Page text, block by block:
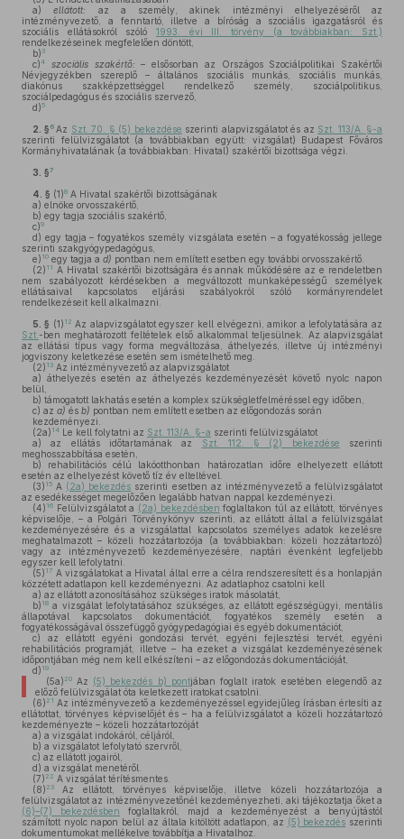
a)
ellátott:
az a személy, akinek intézményi elhelyezéséről az
intézményvezető, a fenntartó, illetve a bíróság a szociális igazgatásról és
szociális ellátásokról szóló 1993. évi III. törvény (a továbbiakban: Szt.)
rendelkezéseinek megfelelően döntött,
b) 3
c)4 szociális szakértő: – elsősorban az Országos Szociálpolitikai Szakértői
Névjegyzékben szereplő – általános szociális munkás, szociális munkás,
diakónus szakképzettséggel rendelkező személy, szociálpolitikus,
szociálpedagógus és szociális szervező,
d)5
2. § 6 Az Szt. 70. § (5) bekezdése szerinti alapvizsgálatot és az Szt. 113/A. §-a
szerinti felülvizsgálatot (a továbbiakban együtt: vizsgálat) Budapest Főváros
Kormányhivatalának (a továbbiakban: Hivatal) szakértői bizottsága végzi.
3. §7
4. § (1)8 A Hivatal szakértői bizottságának
a) elnöke orvosszakértő,
b) egy tagja szociális szakértő,
c)9
d) egy tagja – fogyatékos személy vizsgálata esetén – a fogyatékosság jellege
szerinti szakgyógypedagógus,
e) 10 egy tagja a d) pontban nem említett esetben egy további orvosszakértő.
(2) 11 A Hivatal szakértői bizottságára és annak működésére az e rendeletben
nem szabályozott kérdésekben a megváltozott munkaképességű személyek
ellátásaival kapcsolatos eljárási szabályokról szóló kormányrendelet
rendelkezéseit kell alkalmazni.
5. § (1) 12 Az alapvizsgálatot egyszer kell elvégezni, amikor a lefolytatására az
Szt. -ben meghatározott feltételek első alkalommal teljesülnek. Az alapvizsgálat
az ellátási típus vagy forma megváltozása, áthelyezés, illetve új intézményi
jogviszony keletkezése esetén sem ismételhető meg.
(2) 13 Az intézményvezető az alapvizsgálatot
a) áthelyezés esetén az áthelyezés kezdeményezését követő nyolc napon
belül,
b) támogatott lakhatás esetén a komplex szükségletfelméréssel egy időben,
c) az a) és b) pontban nem említett esetben az előgondozás során
kezdeményezi.
(2a) 14 Le kell folytatni az Szt. 113/A. §-a szerinti felülvizsgálatot
a) az ellátás időtartamának az Szt. 112. § (2) bekezdése szerinti
meghosszabbítása esetén,
b) rehabilitációs célú lakóotthonban határozatlan időre elhelyezett ellátott
esetén az elhelyezést követő tíz év elteltével.
(3) 15 A (2a) bekezdés szerinti esetben az intézményvezető a felülvizsgálatot
az esedékességet megelőzően legalább hatvan nappal kezdeményezi.
(4) 16 Felülvizsgálatot a (2a) bekezdésben foglaltakon túl az ellátott, törvényes
képviselője, – a Polgári Törvénykönyv szerinti, az ellátott által a felülvizsgálat
kezdeményezésére és a vizsgálattal kapcsolatos személyes adatok kezelésre
meghatalmazott – közeli hozzátartozója (a továbbiakban: közeli hozzátartozó)
vagy az intézményvezető kezdeményezésére, naptári évenként legfeljebb
egyszer kell lefolytatni.
(5) 17 A vizsgálatokat a Hivatal által erre a célra rendszeresített és a honlapján
közzétett adatlapon kell kezdeményezni. Az adatlaphoz csatolni kell
a) az ellátott azonosításához szükséges iratok másolatát,
b) 18 a vizsgálat lefolytatásához szükséges, az ellátott egészségügyi, mentális
állapotával kapcsolatos dokumentációt, fogyatékos személy esetén a
fogyatékosságával összefüggő gyógypedagógiai és egyéb dokumentációt,
c) az ellátott egyéni gondozási tervét, egyéni fejlesztési tervét, egyéni
rehabilitációs programját, illetve – ha ezeket a vizsgálat kezdeményezésének
időpontjában még nem kell elkészíteni – az előgondozás dokumentációját,
d) 19
(5a) 20Az (5) bekezdés b) pontjában foglalt iratok esetében elegendő az
előző felülvizsgálat óta keletkezett iratokat csatolni.
(6) 21 Az intézményvezető a kezdeményezéssel egyidejűleg írásban értesíti az
ellátottat, törvényes képviselőjét és – ha a felülvizsgálatot a közeli hozzátartozó
kezdeményezte – közeli hozzátartozóját
a) a vizsgálat indokáról, céljáról,
b) a vizsgálatot lefolytató szervről,
c) az ellátott jogairól,
d) a vizsgálat menetéről.
(7) 22 A vizsgálat térítésmentes.
(8) 23
Az ellátott, törvényes képviselője, illetve közeli hozzátartozója a
felülvizsgálatot az intézményvezetőnél kezdeményezheti, aki tájékoztatja őket a
(6)–(7) bekezdésben foglaltakról, majd a kezdeményezést a benyújtástól
számított nyolc napon belül az általa kitöltött adatlapon, az (5) bekezdés szerinti
dokumentumokat mellékelve továbbítja a Hivatalhoz.